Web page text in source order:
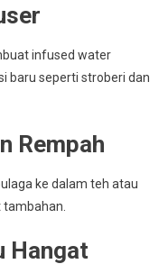
infused water
baru seperti stroberi dan
Rempah
ke dalam teh atau
Hangat